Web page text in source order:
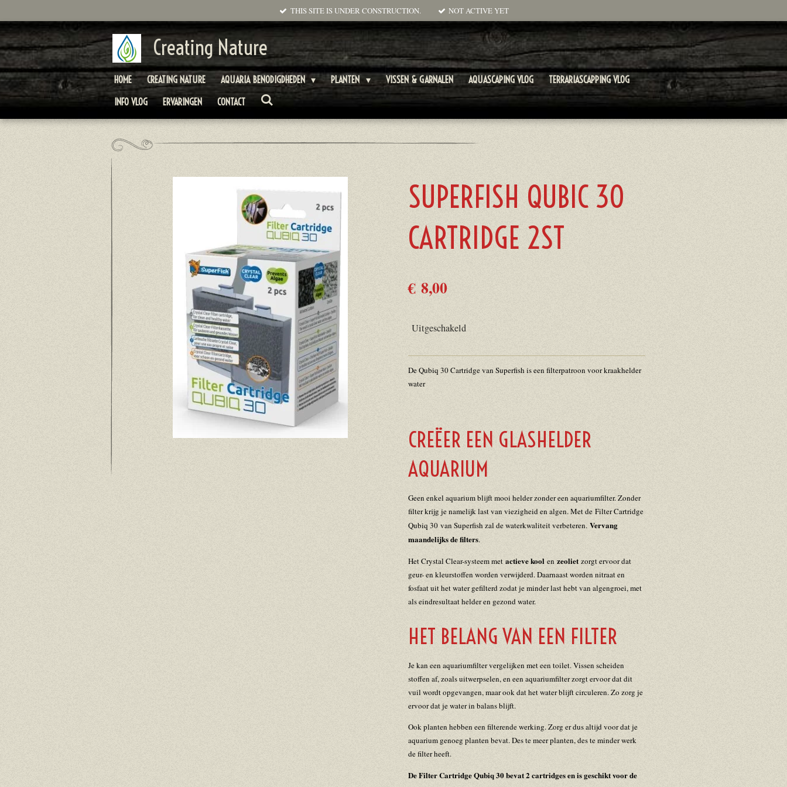
naar
de
hoofdinhoud
THIS SITE IS UNDER CONSTRUCTION. NOT ACTIVE YET
Creating Nature
HOME CREATING NATURE AQUARIA BENODIGDHEDEN PLANTEN VISSEN & GARNALEN AQUASCAPING VLOG
TERRARIASCAPPING VLOG
INFO VLOG
ERVARINGEN CONTACT
SUPERFISH QUBIC 30
CARTRIDGE 2ST
€ 8,00
Uitgeschakeld
De Qubiq 30 Cartridge van Superfish is een filterpatroon voor kraakhelder
water
CREËER EEN GLASHELDER
AQUARIUM
Geen enkel aquarium blijft mooi helder zonder een aquariumfilter. Zonder
filter krijg je namelijk last van viezigheid en algen. Met de Filter Cartridge
Qubiq 30 van Superfish zal de waterkwaliteit verbeteren. Vervang
maandelijks de filters.
Het Crystal Clear-systeem met actieve kool en zeoliet zorgt ervoor dat
geur- en kleurstoffen worden verwijderd. Daarnaast worden nitraat en
fosfaat uit het water gefilterd zodat je minder last hebt van algengroei, met
als eindresultaat helder en gezond water.
HET BELANG VAN EEN FILTER
Je kan een aquariumfilter vergelijken met een toilet. Vissen scheiden
stoffen af, zoals uitwerpselen, en een aquariumfilter zorgt ervoor dat dit
vuil wordt opgevangen, maar ook dat het water blijft circuleren. Zo zorg je
ervoor dat je water in balans blijft.
Ook planten hebben een filterende werking. Zorg er dus altijd voor dat je
aquarium genoeg planten bevat. Des te meer planten, des te minder werk
de filter heeft.
De Filter Cartridge Qubiq 30 bevat 2 cartridges en is geschikt voor de